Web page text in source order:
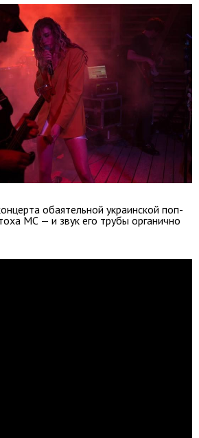
обаятельной украинской поп-
МС — и звук его трубы органично